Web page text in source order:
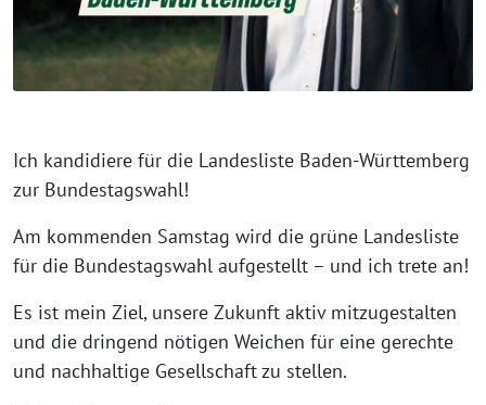
Ich kandidiere für die Landesliste Baden-Württemberg
zur Bundestagswahl!
Am kommenden Samstag wird die grüne Landesliste
für die Bundestagswahl aufgestellt – und ich trete an!
Es ist mein Ziel, unsere Zukunft aktiv mitzugestalten
und die dringend nötigen Weichen für eine gerechte
und nachhaltige Gesellschaft zu stellen.